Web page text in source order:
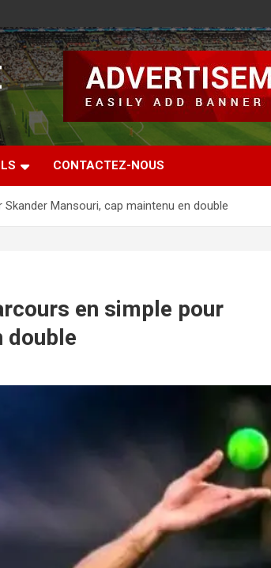
CONTACTEZ-NOUS
Mansouri, cap maintenu en double
en simple pour
double